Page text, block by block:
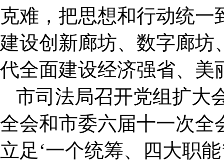
克难，把思想和行动统
建设创新廊坊、数字廊坊
代全面建设经济强省、美
市司法局召开党组扩大
全会和市委六届十一次全
立足‘一个统筹、四大职